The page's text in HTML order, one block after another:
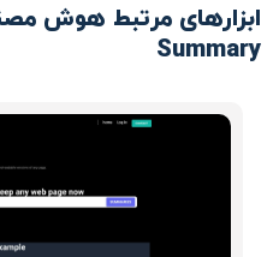
Summary